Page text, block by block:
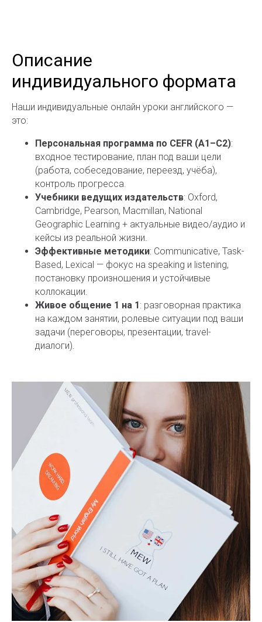
Описание
индивидуального формата
Наши индивидуальные онлайн уроки английского —
это:
Персональная программа по CEFR (A1–C2):
входное тестирование, план под ваши цели
(работа, собеседование, переезд, учёба),
контроль прогресса.
Учебники ведущих издательств: Oxford,
Cambridge, Pearson, Macmillan, National
Geographic Learning + актуальные видео/аудио и
кейсы из реальной жизни.
Эффективные методики: Communicative, Task-
Based, Lexical — фокус на speaking и listening,
постановку произношения и устойчивые
коллокации.
Живое общение 1 на 1: разговорная практика
на каждом занятии, ролевые ситуации под ваши
задачи (переговоры, презентации, travel-
диалоги).